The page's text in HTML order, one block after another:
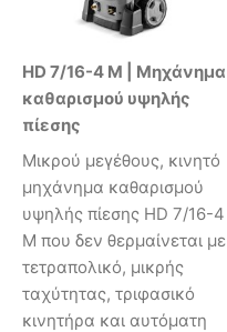
HD 7/16-4 M | Μηχάνημα
καθαρισμού υψηλής
πίεσης
Μικρού μεγέθους, κινητό
μηχάνημα καθαρισμού
υψηλής πίεσης HD 7/16-4
M που δεν θερμαίνεται με
τετραπολικό, μικρής
ταχύτητας, τριφασικό
κινητήρα και αυτόματη